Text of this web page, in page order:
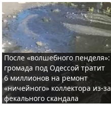
После «волшебного пенделя»:
громада под Одессой тратит
6 миллионов на ремонт
«ничейного» коллектора из-за
фекального скандала